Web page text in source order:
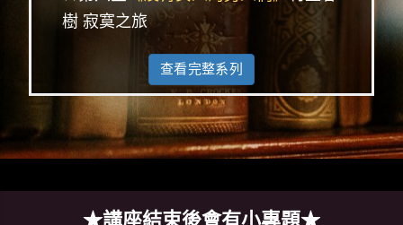
樹 寂寞之旅
查看完整系列
★講座結束後會有小專題★